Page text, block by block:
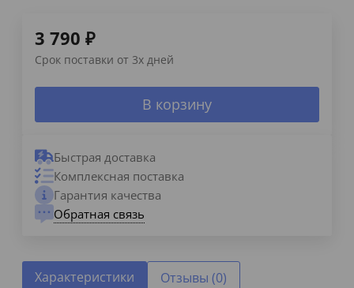
3 790 ₽
Срок поставки от 3х дней
В корзину
Быстрая доставка
Комплексная поставка
Гарантия качества
Обратная связь
Характеристики Отзывы (0)